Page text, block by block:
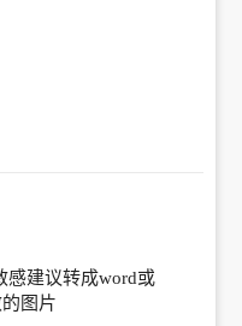
感建议转成word或
图片